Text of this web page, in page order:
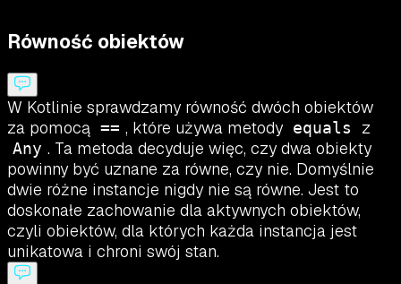
Równość obiektów
W Kotlinie sprawdzamy równość dwóch obiektów
za pomocą == , które używa metody equals z
Any . Ta metoda decyduje więc, czy dwa obiekty
powinny być uznane za równe, czy nie. Domyślnie
dwie różne instancje nigdy nie są równe. Jest to
doskonałe zachowanie dla aktywnych obiektów,
czyli obiektów, dla których każda instancja jest
unikatowa i chroni swój stan.